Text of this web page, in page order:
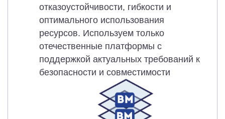
отказоустойчивости, гибкости и
оптимального использования
ресурсов. Используем только
отечественные платформы с
поддержкой актуальных требований к
безопасности и совместимости